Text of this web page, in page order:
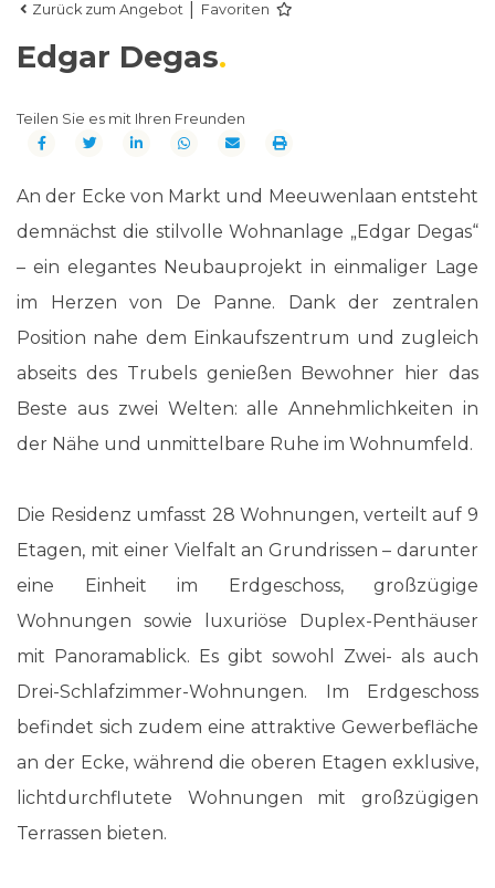
Zurück zum Angebot Favoriten
Edgar Degas
Teilen Sie es mit Ihren Freunden
An der Ecke von Markt und Meeuwenlaan entsteht
demnächst die stilvolle Wohnanlage „Edgar Degas“
– ein elegantes Neubauprojekt in einmaliger Lage
im Herzen von De Panne. Dank der zentralen
Position nahe dem Einkaufszentrum und zugleich
abseits des Trubels genießen Bewohner hier das
Beste aus zwei Welten: alle Annehmlichkeiten in
der Nähe und unmittelbare Ruhe im Wohnumfeld.
Die Residenz umfasst 28 Wohnungen, verteilt auf 9
Etagen, mit einer Vielfalt an Grundrissen – darunter
eine Einheit im Erdgeschoss, großzügige
Wohnungen sowie luxuriöse Duplex-Penthäuser
mit Panoramablick. Es gibt sowohl Zwei- als auch
Drei-Schlafzimmer-Wohnungen. Im Erdgeschoss
befindet sich zudem eine attraktive Gewerbefläche
an der Ecke, während die oberen Etagen exklusive,
lichtdurchflutete Wohnungen mit großzügigen
Terrassen bieten.